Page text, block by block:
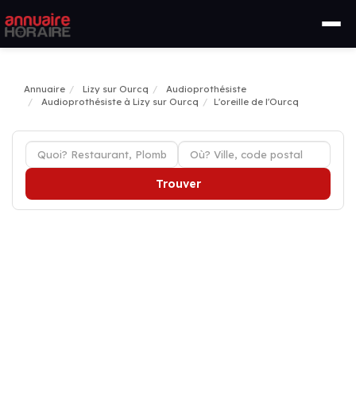
Annuaire Lizy sur Ourcq
Audioprothésiste
Audioprothésiste à Lizy sur Ourcq
L'oreille de l'Ourcq
Trouver